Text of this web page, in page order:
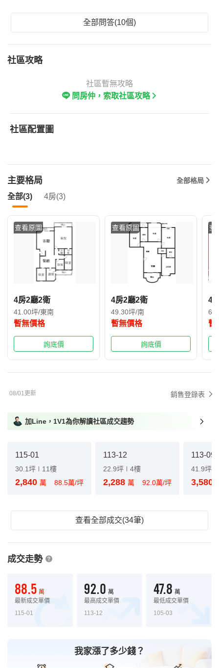
全部問答(10個)
社區攻略
社區暫無攻略
問房仲，索取社區攻略
社區配置圖
主要格局 全部格局
全部(3) 4房(3)
查看原圖
4房2廳2衛
41.00坪/東南
暫無價格
詢底價
查看原圖
4房2廳2衛
49.30坪/南
暫無價格
詢底價
查
4
暫
08/01更新 銷售登錄表
加Line，1V1為你解讀社區成交趨勢
115-01
30.1坪 11樓
2,840 萬 88.5萬/坪
113-12
22.9坪 4樓
2,288 萬 92.0萬/坪
113-09
41.9坪
3,580
查看全部成交(34筆)
成交走勢
88.5 萬
最新成交單價
115-01
92.0 萬
最高成交單價
113-12
47.8 萬
最低成交單價
105-03
我家漲了多少錢？